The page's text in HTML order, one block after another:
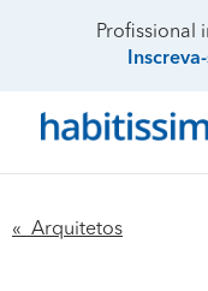
Profissional
« Arquitetos